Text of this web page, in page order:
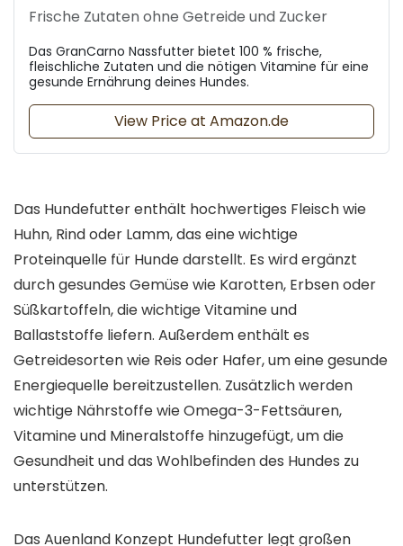
Frische Zutaten ohne Getreide und Zucker
Das GranCarno Nassfutter bietet 100 % frische,
fleischliche Zutaten und die nötigen Vitamine für eine
gesunde Ernährung deines Hundes.
View Price at Amazon.de
Das Hundefutter enthält hochwertiges Fleisch wie
Huhn, Rind oder Lamm, das eine wichtige
Proteinquelle für Hunde darstellt. Es wird ergänzt
durch gesundes Gemüse wie Karotten, Erbsen oder
Süßkartoffeln, die wichtige Vitamine und
Ballaststoffe liefern. Außerdem enthält es
Getreidesorten wie Reis oder Hafer, um eine gesunde
Energiequelle bereitzustellen. Zusätzlich werden
wichtige Nährstoffe wie Omega-3-Fettsäuren,
Vitamine und Mineralstoffe hinzugefügt, um die
Gesundheit und das Wohlbefinden des Hundes zu
unterstützen.
Das Auenland Konzept Hundefutter legt großen